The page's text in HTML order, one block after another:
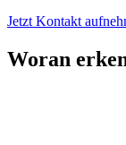
Jetzt Kontakt
Woran